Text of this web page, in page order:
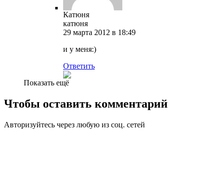
Катюня
катюня
29 марта 2012 в 18:49
и у меня:)
Ответить
Показать ещё
Чтобы оставить комментарий
Авторизуйтесь через любую из соц. сетей